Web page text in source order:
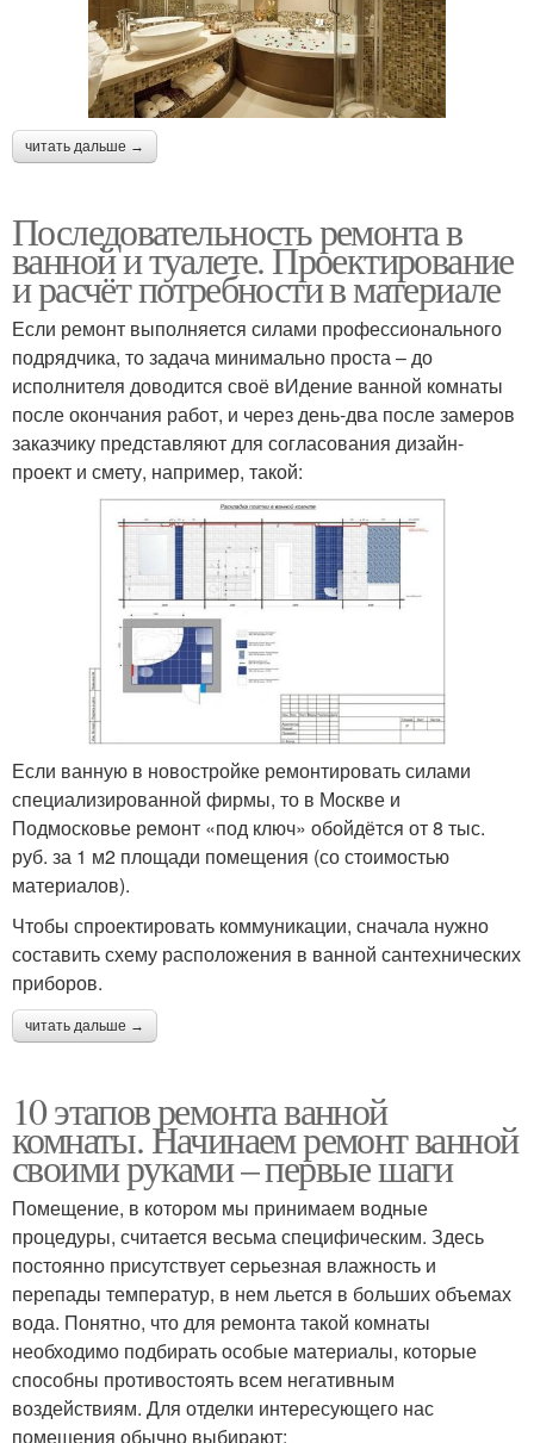
читать дальше →
Последовательность ремонта в
ванной и туалете. Проектирование
и расчёт потребности в материале
Если ремонт выполняется силами профессионального
подрядчика, то задача минимально проста – до
исполнителя доводится своё вИдение ванной комнаты
после окончания работ, и через день-два после замеров
заказчику представляют для согласования дизайн-
проект и смету, например, такой:
Если ванную в новостройке ремонтировать силами
специализированной фирмы, то в Москве и
Подмосковье ремонт «под ключ» обойдётся от 8 тыс.
руб. за 1 м2 площади помещения (со стоимостью
материалов).
Чтобы спроектировать коммуникации, сначала нужно
составить схему расположения в ванной сантехнических
приборов.
читать дальше →
10 этапов ремонта ванной
комнаты. Начинаем ремонт ванной
своими руками – первые шаги
Помещение, в котором мы принимаем водные
процедуры, считается весьма специфическим. Здесь
постоянно присутствует серьезная влажность и
перепады температур, в нем льется в больших объемах
вода. Понятно, что для ремонта такой комнаты
необходимо подбирать особые материалы, которые
способны противостоять всем негативным
воздействиям. Для отделки интересующего нас
помещения обычно выбирают: